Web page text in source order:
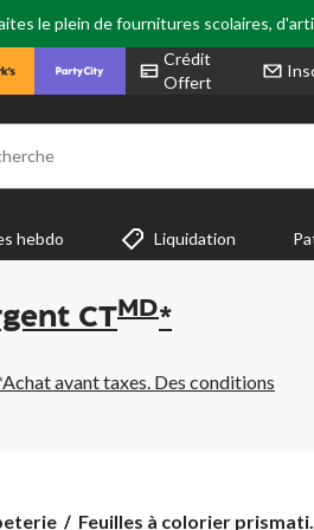
le plein de fournitures scolaires,
Crédit
Offert
hebdo Liquidation
CT MD*
avant taxes. Des conditions
Feuilles
Feuilles à colorier